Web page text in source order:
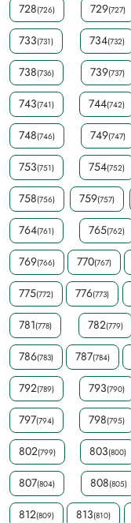
728(726) 729(727)
733(731) 734(732)
738(736) 739(737)
743(741) 744(742)
748(746) 749(747)
753(751) 754(752)
758(756) 759(757)
764(761) 765(762)
769(766) 770(767)
775(772) 776(773)
781(778) 782(779)
786(783) 787(784)
792(789) 793(790)
797(794) 798(795)
802(799) 803(800)
807(804) 808(805)
812(809) 813(810)